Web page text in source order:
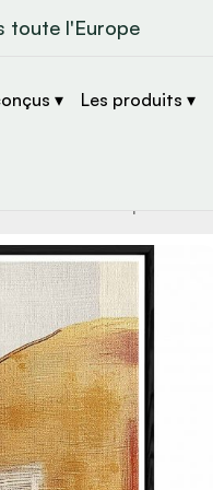
toute l'Europe
▾ Les produits ▾